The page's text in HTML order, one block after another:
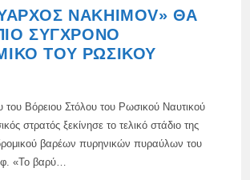
NAKHIMOV» ΘΑ
ΣΎΓΧΡΟΝΟ
ΤΟΥ ΡΩΣΙΚΟΎ
Βόρειου Στόλου του Ρωσικού Ναυτικού
στρατός ξεκίνησε το τελικό στάδιο της
βαρέων πυρηνικών πυραύλων του
«Το βαρύ…